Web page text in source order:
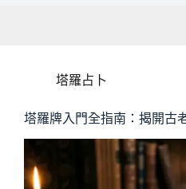
塔羅占卜
塔羅牌入門全指南：揭開古